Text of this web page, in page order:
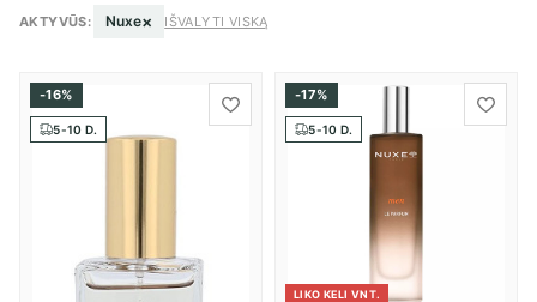
AKTYVŪS: Nuxe× IŠVALYTI VISKĄ
-16%
5-10 D.
-17%
5-10 D.
LIKO KELI VNT.